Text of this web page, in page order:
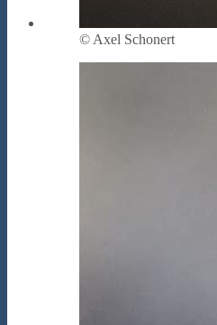
© Axel Schonert